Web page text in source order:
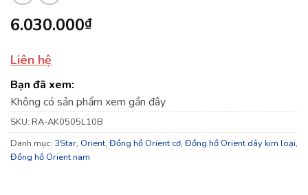
6.030.000₫
Liên hệ
Bạn đã xem:
Không có sản phẩm xem gần đây
SKU: RA-AK0505L10B
Danh mục: 3Star, Orient, Đồng hồ Orient cơ, Đồng hồ Orient dây kim loại,
Đồng hồ Orient nam